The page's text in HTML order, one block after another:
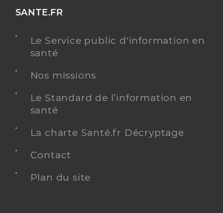
SANTE.FR
Le Service public d'information en
santé
Nos missions
Le Standard de l’information en
santé
La charte Santé.fr Décryptage
Contact
Plan du site